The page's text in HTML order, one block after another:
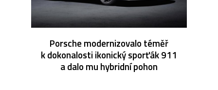
Porsche modernizovalo téměř
k dokonalosti ikonický sporťák 911
a dalo mu hybridní pohon